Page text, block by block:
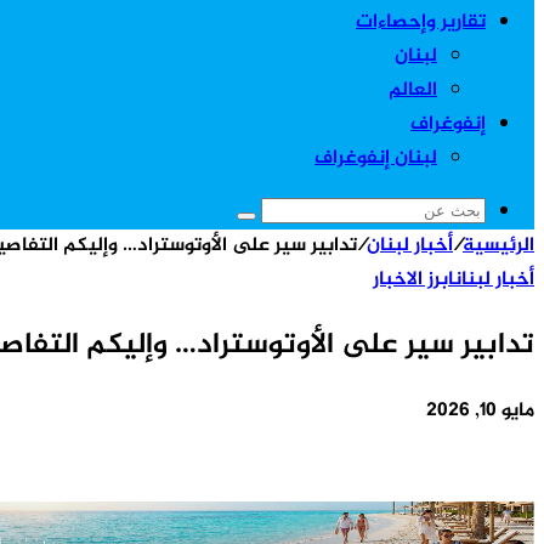
تقارير وإحصاءات
لبنان
العالم
إنفوغراف
لبنان إنفوغراف
بحث
عن
الرئيسية/أخبار لبنان/تدابير سير على الأوتوستراد… وإليكم
أخبار لبنانابرز الاخبار
تدابير سير على الأوتوستراد… وإليكم
مايو 10, 2026